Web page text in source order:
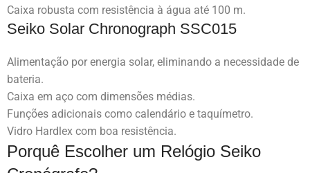
Caixa robusta com resistência à água até 100 m.
Seiko Solar Chronograph SSC015
Alimentação por energia solar, eliminando a necessidade de
bateria.
Caixa em aço com dimensões médias.
Funções adicionais como calendário e taquímetro.
Vidro Hardlex com boa resistência.
Porquê Escolher um Relógio Seiko